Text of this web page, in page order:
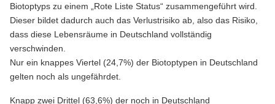
Biotoptyps zu einem „Rote Liste Status“ zusammengeführt wird.
Dieser bildet dadurch auch das Verlustrisiko ab, also das Risiko,
dass diese Lebensräume in Deutschland vollständig
verschwinden.
Nur ein knappes Viertel (24,7%) der Biotoptypen in Deutschland
gelten noch als ungefährdet.
Knapp zwei Drittel (63,6%) der noch in Deutschland